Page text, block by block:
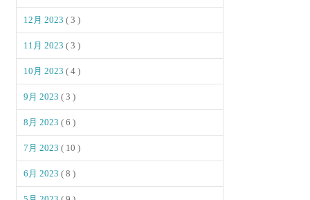
12月 2023( 3 )
11月 2023( 3 )
10月 2023( 4 )
9月 2023( 3 )
8月 2023( 6 )
7月 2023( 10 )
6月 2023( 8 )